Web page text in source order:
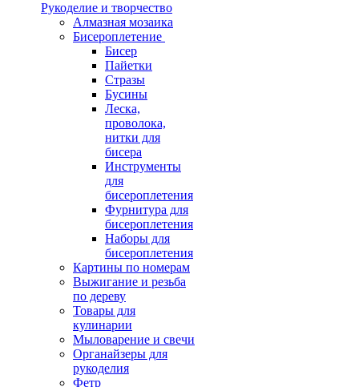
Рукоделие и творчество
Алмазная мозаика
Бисероплетение
Бисер
Пайетки
Стразы
Бусины
Леска,
проволока,
нитки для
бисера
Инструменты
для
бисероплетения
Фурнитура для
бисероплетения
Наборы для
бисероплетения
Картины по номерам
Выжигание и резьба
по дереву
Товары для
кулинарии
Мыловарение и свечи
Органайзеры для
рукоделия
Фетр